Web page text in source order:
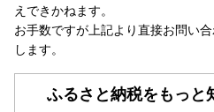
＼マイナンバーカードをお持ちの
北杜市にご寄附をいただいた皆
続きの負担を軽減するために、
スマホのみで申請を完結できる
えできかねます。
お手数ですが上記より直接お問い
します。
ふるさと納税をもっと